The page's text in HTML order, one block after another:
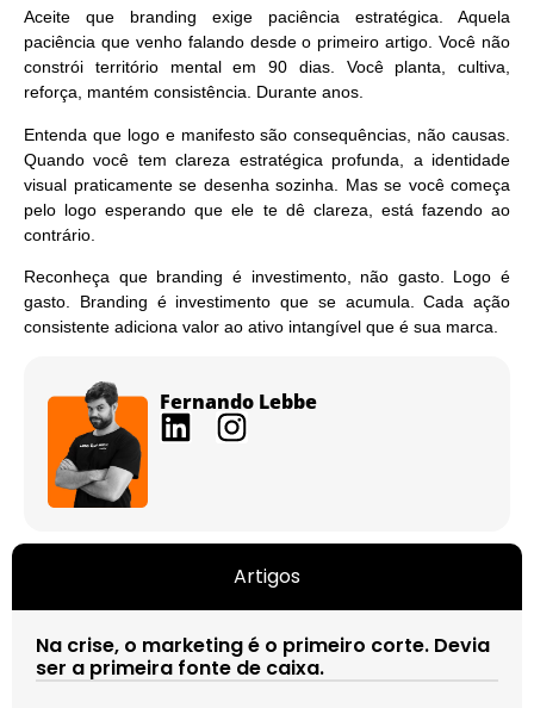
Aceite que branding exige paciência estratégica.
Aquela
paciência que venho falando desde o primeiro artigo. Você não
constrói território mental em 90 dias. Você planta, cultiva,
reforça, mantém consistência. Durante anos.
Entenda que logo e manifesto são consequências, não causas.
Quando você tem clareza estratégica profunda, a identidade
visual praticamente se desenha sozinha. Mas se você começa
pelo logo esperando que ele te dê clareza, está fazendo ao
contrário.
Reconheça que branding é investimento, não gasto.
Logo é
gasto. Branding é investimento que se acumula. Cada ação
consistente adiciona valor ao ativo intangível que é sua marca.
Fernando Lebbe
Artigos
Na crise, o marketing é o primeiro corte. Devia
ser a primeira fonte de caixa.